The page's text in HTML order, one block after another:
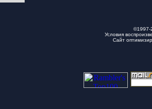
Условия
Сайт